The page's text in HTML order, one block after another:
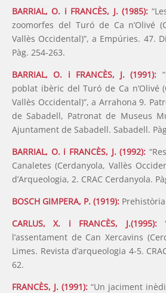
BARRIAL, O. i FRANCÈS, J. (1985):
zoomorfes del Turó de Ca n’Olivé
Vallès Occidental)”, a Empúries. 47.
Pàg. 254-263.
BARRIAL, O. i FRANCÈS, J. (1991):
poblat ibèric del Turó de Ca n’Olivé
Vallès Occidental)”, a Arrahona 9.
de Sabadell, Patronat de Museus
Ajuntament de Sabadell. Sabadell.
BARRIAL, O. i FRANCÈS, J. (1992):
Canaletes (Cerdanyola, Vallès
d’Arqueologia, 2. CRAC Cerdanyola.
BOSCH GIMPERA, P. (1919):
CARLUS, X. i FRANCÈS, J.(1995):
l’assentament de Can Xercavins
Limes. Revista d’arqueologia 4-5.
62.
FRANCÈS, J. (1991):“Un jaciment